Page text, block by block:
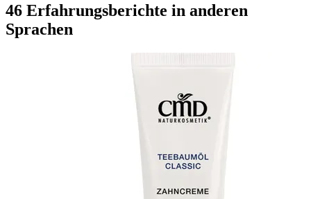
46 Erfahrungsberichte in anderen
Sprachen